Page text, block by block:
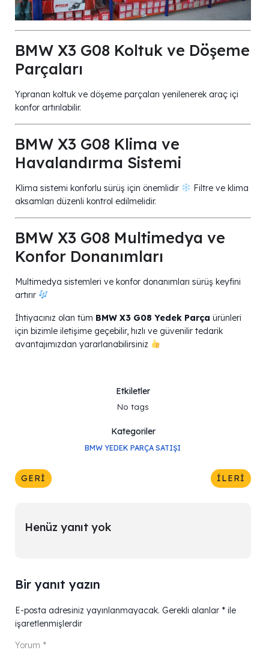
BMW X3 G08 Koltuk ve Döşeme
Parçaları
Yıpranan koltuk ve döşeme parçaları yenilenerek araç içi
konfor artırılabilir.
BMW X3 G08 Klima ve
Havalandırma Sistemi
Klima sistemi konforlu sürüş için önemlidir
Filtre ve klima
aksamları düzenli kontrol edilmelidir.
BMW X3 G08 Multimedya ve
Konfor Donanımları
Multimedya sistemleri ve konfor donanımları sürüş keyfini
artırır
İhtiyacınız olan tüm BMW X3 G08 Yedek Parça ürünleri
için bizimle iletişime geçebilir, hızlı ve güvenilir tedarik
avantajımızdan yararlanabilirsiniz
Etkiletler
No tags
Kategoriler
BMW YEDEK PARÇA SATIŞI
GERI İLERI
Henüz yanıt yok
Bir yanıt yazın
E-posta adresiniz yayınlanmayacak. Gerekli alanlar * ile
işaretlenmişlerdir
Yorum *